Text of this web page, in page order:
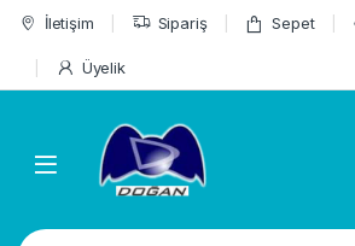
Skip to navigation
Skip to content
İletişim Sipariş Sepet
Üyelik
Ara: